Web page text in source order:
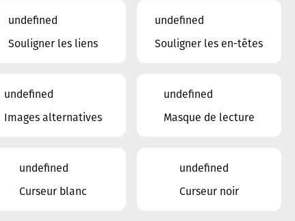
Restaurant FeVi Bosque
undefined
Souligner les liens
undefined
Souligner les en-têtes
undefined
Images alternatives
undefined
Masque de lecture
undefined
Curseur blanc
undefined
Curseur noir